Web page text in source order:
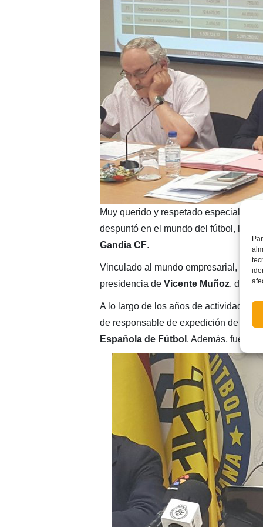
Muy querido y respetado
despuntó en el mundo del fútbol,
Gandia CF.
Vinculado al mundo empresarial,
presidencia de Vicente Muñoz, donde
A lo largo de los años de actividad
de responsable de expedición de la
Española de Fútbol . Además, fue